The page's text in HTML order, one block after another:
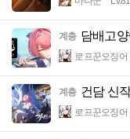
계층 담배고
로프꾼오징어
계층 건담 신
로프꾼오징어